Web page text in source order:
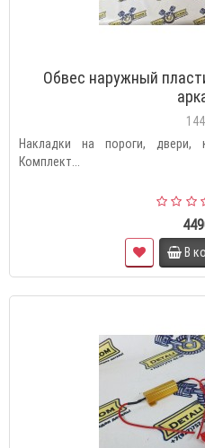
Обвес наружный
Накладки на пороги, двери,
Комплект...
В